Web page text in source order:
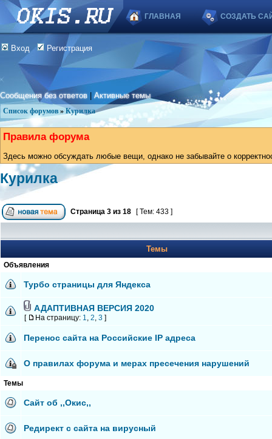
ГЛАВНАЯ СОЗДАТЬ
Вход Регистрация
Сообщения без ответов |Активные темы
Список форумов » Курилка
Правила форума
Здесь можно обсуждать любые вещи, однако не забывайте о
Курилка
Страница 3 из 18 [ Тем: 433 ]
Темы
Объявления
Турбо страницы для Яндекса
АДАПТИВНАЯ ВЕРСИЯ 2020
[ На страницу: 1, 2, 3 ]
Перенос сайта на Российские IP адреса
О правилах форума и мерах пресечения нарушений
Темы
Сайт об ,,Окис,,
Редирект с сайта на вирусный